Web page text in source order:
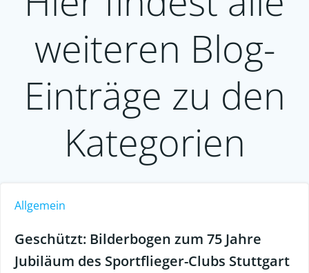
weiteren Blog-
Einträge zu den
Kategorien
Allgemein
Geschützt: Bilderbogen zum 75 Jahre
Jubiläum des Sportflieger-Clubs Stuttgart